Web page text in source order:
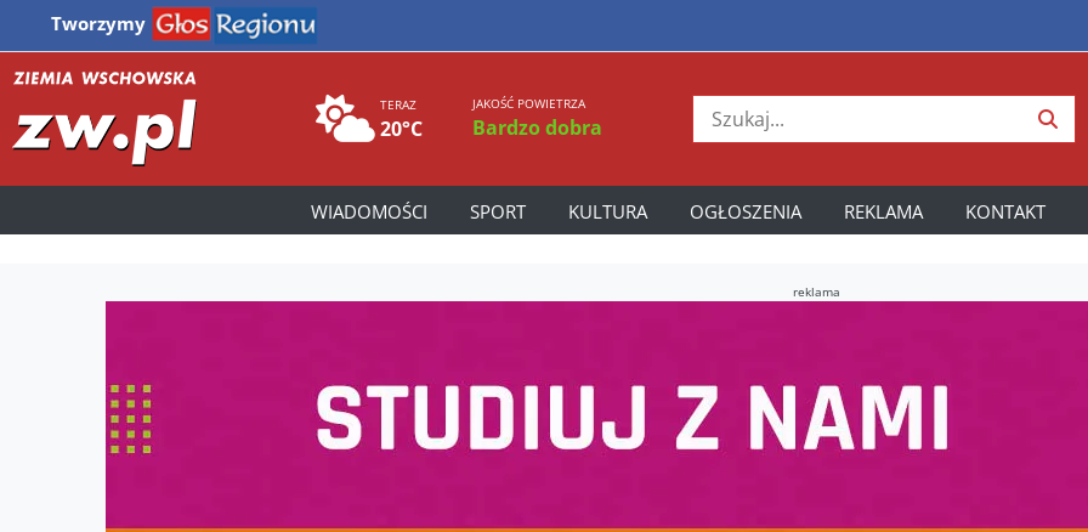
Tworzymy
TERAZ
20°C
JAKOŚĆ POWIETRZA
Bardzo dobra
WIADOMOŚCI SPORT KULTURA OGŁOSZENIA REKLAMA KONTAKT
reklama